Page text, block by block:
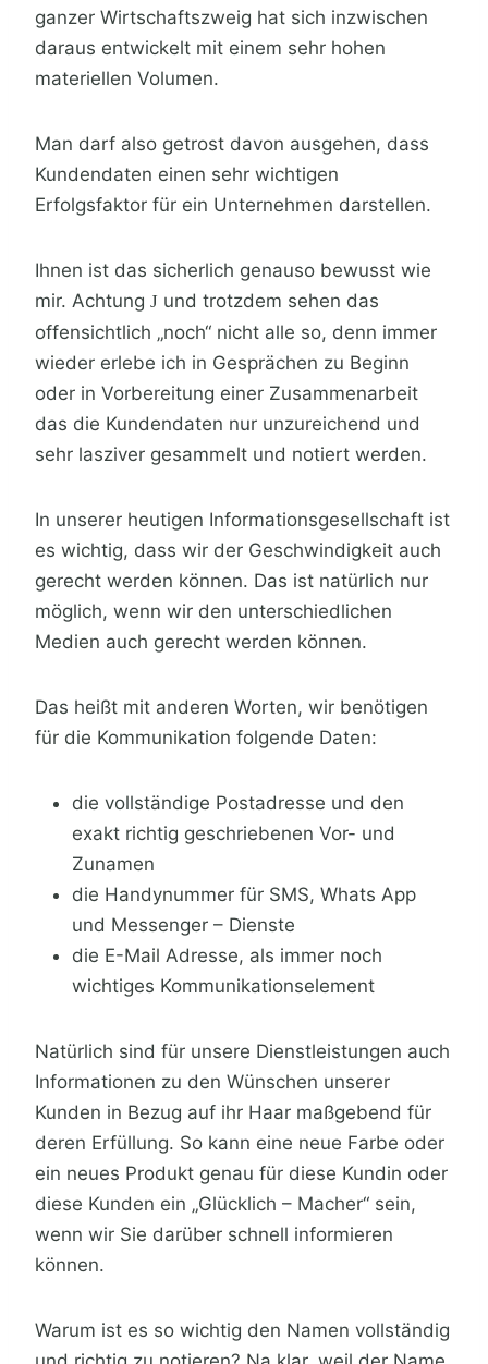
ganzer Wirtschaftszweig hat sich inzwischen
daraus entwickelt mit einem sehr hohen
materiellen Volumen.
Man darf also getrost davon ausgehen, dass
Kundendaten einen sehr wichtigen
Erfolgsfaktor für ein Unternehmen darstellen.
Ihnen ist das sicherlich genauso bewusst wie
mir. Achtung J und trotzdem sehen das
offensichtlich „noch“ nicht alle so, denn immer
wieder erlebe ich in Gesprächen zu Beginn
oder in Vorbereitung einer Zusammenarbeit
das die Kundendaten nur unzureichend und
sehr lasziver gesammelt und notiert werden.
In unserer heutigen Informationsgesellschaft ist
es wichtig, dass wir der Geschwindigkeit auch
gerecht werden können. Das ist natürlich nur
möglich, wenn wir den unterschiedlichen
Medien auch gerecht werden können.
Das heißt mit anderen Worten, wir benötigen
für die Kommunikation folgende Daten:
die vollständige Postadresse und den
exakt richtig geschriebenen Vor- und
Zunamen
die Handynummer für SMS, Whats App
und Messenger – Dienste
die E-Mail Adresse, als immer noch
wichtiges Kommunikationselement
Natürlich sind für unsere Dienstleistungen auch
Informationen zu den Wünschen unserer
Kunden in Bezug auf ihr Haar maßgebend für
deren Erfüllung. So kann eine neue Farbe oder
ein neues Produkt genau für diese Kundin oder
diese Kunden ein „Glücklich – Macher“ sein,
wenn wir Sie darüber schnell informieren
können.
Warum ist es so wichtig den Namen vollständig